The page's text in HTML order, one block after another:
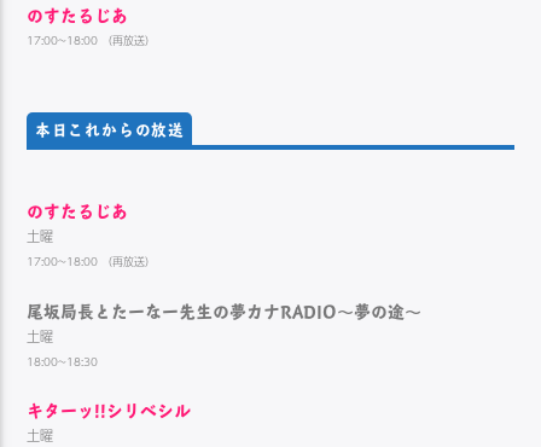
のすたるじあ
17:00~18:00 （再放送）
本日これからの放送
のすたるじあ
土曜
17:00~18:00 （再放送）
尾坂局長とたーなー先生の夢カナRADIO～夢の途～
土曜
18:00~18:30
キターッ!!シリベシル
土曜